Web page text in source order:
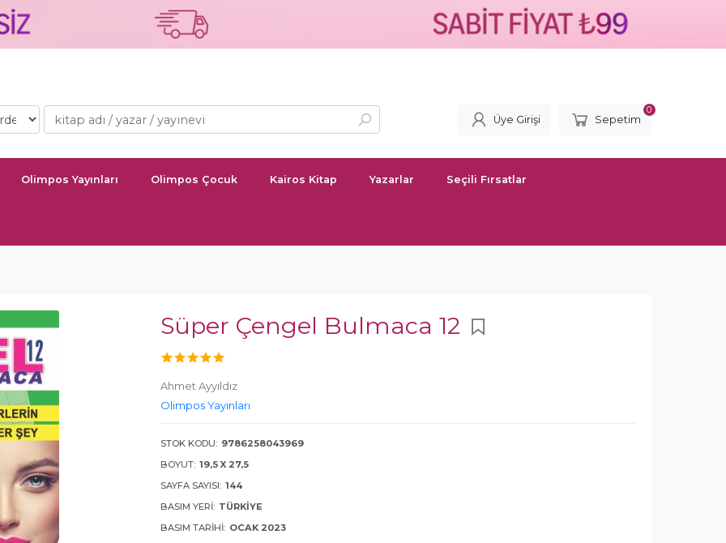
Üye Girişi Sepetim
0
Olimpos Yayınları Olimpos Çocuk Kairos Kitap Yazarlar Seçili Fırsatlar
Süper Çengel Bulmaca 12
Ahmet Ayyıldız
Olimpos Yayınları
STOK KODU: 9786258043969
BOYUT: 19,5 X 27,5
SAYFA SAYISI: 144
BASIM YERI: TÜRKIYE
BASIM TARIHI: OCAK 2023